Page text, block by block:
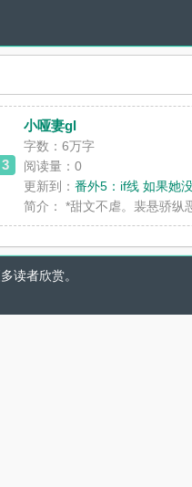
3
小哑妻gl
字数：6万字
阅读量：0
更新到：番外5：if线 如果她
简介：
*甜文不虐。裴悬骄纵
读者欣赏。